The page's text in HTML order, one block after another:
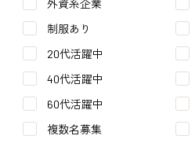
外資系企業
制服あり
20代活躍中
40代活躍中
60代活躍中
複数名募集